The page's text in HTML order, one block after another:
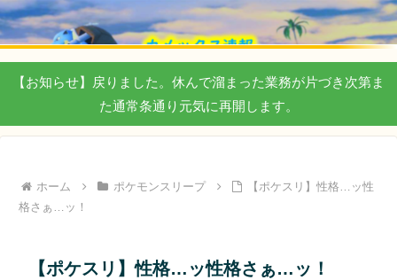
【お知らせ】戻りました。休んで溜まった業務が片づき次第ま
た通常条通り元気に再開します。
ホーム ポケモンスリープ
【ポケスリ】性格…ッ性
格さぁ…ッ！
【ポケスリ】性格…ッ性格さぁ…ッ！